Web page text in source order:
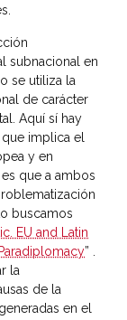
subnacional en
se utiliza la
de carácter
Aquí sí hay
implica el
y en
que a ambos
buscamos
EU and Latin
” .
la
de la
en el